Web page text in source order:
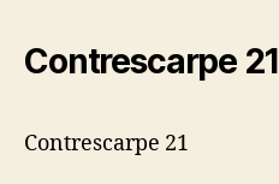
Contrescarpe 21
Contrescarpe 21